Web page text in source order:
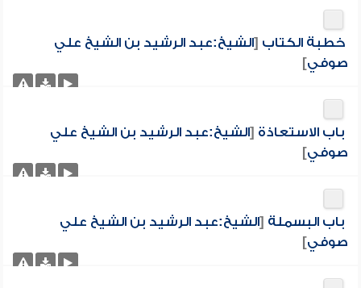
خطبة الكتاب [الشيخ:عبد الرشيد بن الشيخ علي
صوفي]
باب الاستعاذة [الشيخ:عبد الرشيد بن الشيخ علي
صوفي]
باب البسملة [الشيخ:عبد الرشيد بن الشيخ علي
صوفي]